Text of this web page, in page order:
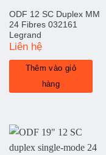
ODF 12 SC Duplex MM
24 Fibres 032161
Legrand
Liên hệ
Thêm vào giỏ
hàng